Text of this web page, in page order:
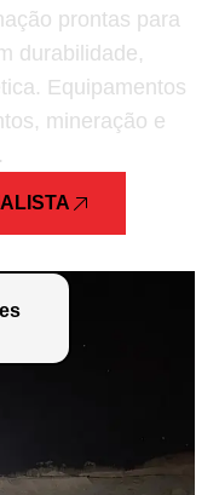
prontas para
durabilidade,
Equipamentos
mineração e